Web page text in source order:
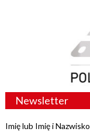
Newsletter
Imię lub Imię i Nazwisko